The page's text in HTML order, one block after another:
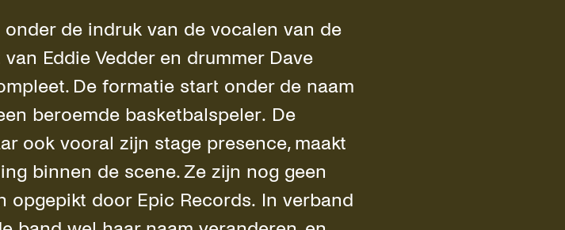
de indruk van de vocalen van de
Eddie Vedder en drummer Dave
De formatie start onder de naam
beroemde basketbalspeler. De
ook vooral zijn stage presence, maakt
binnen de scene. Ze zijn nog geen
opgepikt door Epic Records. In verband